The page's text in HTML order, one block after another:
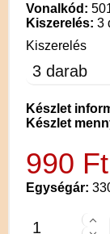
Vonalkód:
Kiszerelés: 3
Kiszerelés
Készlet
Készlet
990 Ft
Egységár: